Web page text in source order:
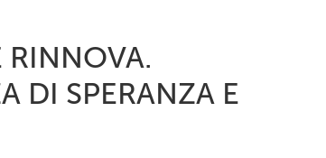
RINNOVA.
DI SPERANZA E